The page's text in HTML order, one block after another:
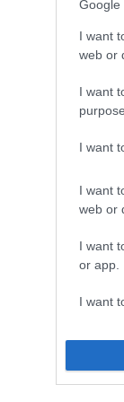
Google
I want
web or
I want
I want
I want
web or
I want
or app.
I want
I want
#HAJNAL